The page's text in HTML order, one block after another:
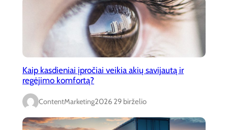
Kaip kasdieniai įpročiai veikia akių savijautą ir
regėjimo komfortą?
ContentMarketing2026 29 birželio